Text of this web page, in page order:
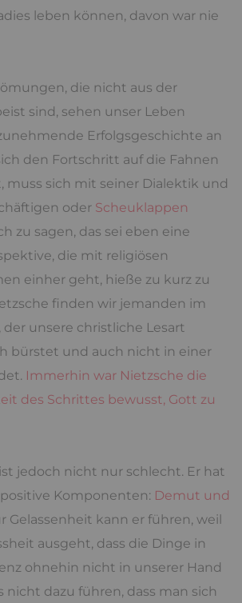
leben können, davon war nie
die nicht aus der
sind, sehen unser Leben
Erfolgsgeschichte an
den Fortschritt auf die Fahnen
muss sich mit seiner Dialektik und
oder Scheuklappen
zu sagen, das sei eben eine
die mit religiösen
einher geht, hieße zu kurz zu
finden wir jemanden im
der unsere christliche Lesart
bürstet und auch nicht in einer
Immerhin war Nietzsche die
des Schrittes bewusst, Gott zu
ist jedoch nicht nur schlecht. Er hat
Komponenten: Demut und
Gelassenheit kann er führen, weil
ausgeht, dass die Dinge in
ohnehin nicht in unserer Hand
nicht dazu führen, dass man sich